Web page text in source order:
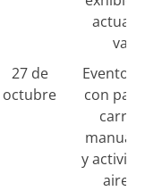
27 de
octubre
Evento
con
y
aire